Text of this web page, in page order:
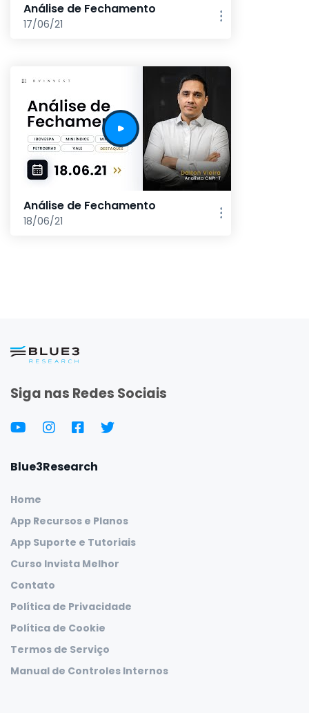
Análise de Fechamento
17/06/21
Análise de Fechamento
18/06/21
Siga nas Redes Sociais
Blue3Research
Home
App Recursos e Planos
App Suporte e Tutoriais
Curso Invista Melhor
Contato
Política de Privacidade
Política de Cookie
Termos de Serviço
Manual de Controles Internos